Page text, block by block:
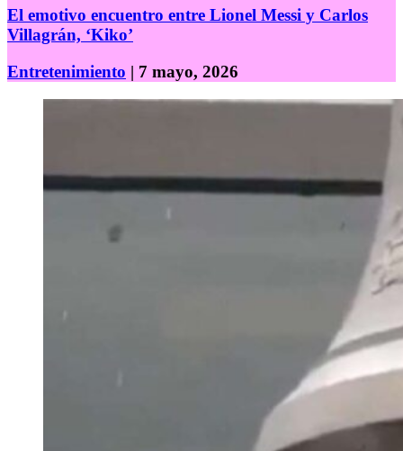
El emotivo encuentro entre Lionel Messi y Carlos
Villagrán, ‘Kiko’
Entretenimiento | 7 mayo, 2026